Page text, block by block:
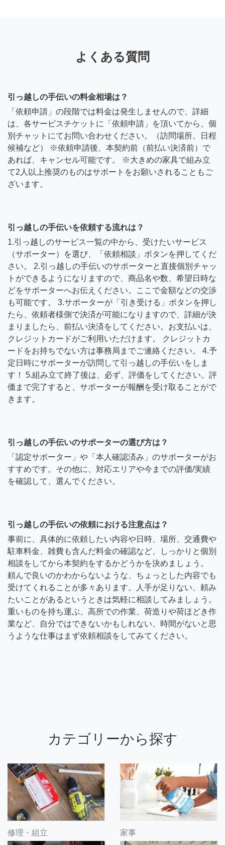
よくある質問
引っ越しの手伝いの料金相場は？
「依頼申請」の段階では料金は発生しませんので、詳細
は、各サービスチケットに「依頼申請」を頂いてから、個
別チャットにてお問い合わせください。（訪問場所、日程
候補など） ※依頼申請後、本契約前（前払い決済前）で
あれば、キャンセル可能です。 ※大きめの家具で組み立
て2人以上推奨のものはサポートをお願いされることもご
ざいます。
引っ越しの手伝いを依頼する流れは？
1.引っ越しのサービス一覧の中から、受けたいサービス
（サポーター）を選び、「依頼相談」ボタンを押してくだ
さい。 2.引っ越しの手伝いのサポーターと直接個別チャッ
トができるようになりますので、商品名や数、希望日時な
どをサポーターへお伝えください。ここで金額などの交渉
も可能です。 3.サポーターが「引き受ける」ボタンを押し
たら、依頼者様側で決済が可能になりますので、詳細が決
まりましたら、前払い決済をしてください。お支払いは、
クレジットカードがご利用いただけます。 クレジットカ
ードをお持ちでない方は事務局までご連絡ください。 4.予
定日時にサポーターが訪問して引っ越しの手伝いをしま
す！ 5.組み立て終了後は、必ず、評価をしてください。評
価まで完了すると、サポーターが報酬を受け取ることがで
きます。
引っ越しの手伝いのサポーターの選び方は？
「認定サポーター」や「本人確認済み」のサポーターがお
すすめです。その他に、対応エリアや今までの評価/実績
を確認して、選んでください。
引っ越しの手伝いの依頼における注意点は？
事前に、具体的に依頼したい内容や日時、場所、交通費や
駐車料金、雑費も含んだ料金の確認など、しっかりと個別
相談をしてから本契約をするかどうかを決めましょう。
頼んで良いのかわからないような、ちょっとした内容でも
受けてくれることが多々あります。人手が足りない、頼み
たいことがあるというときは気軽に相談してみましょう。
重いものを持ち運ぶ、高所での作業、荷造りや荷ほどき作
業など、自分ではできないかもしれない、時間がないと思
うような仕事はまず依頼相談をしてみてください。
カテゴリーから探す
修理・組立 家事